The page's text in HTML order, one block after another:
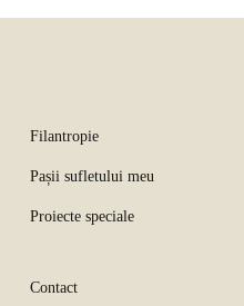
Filantropie
Pașii sufletului meu
Proiecte speciale
Contact